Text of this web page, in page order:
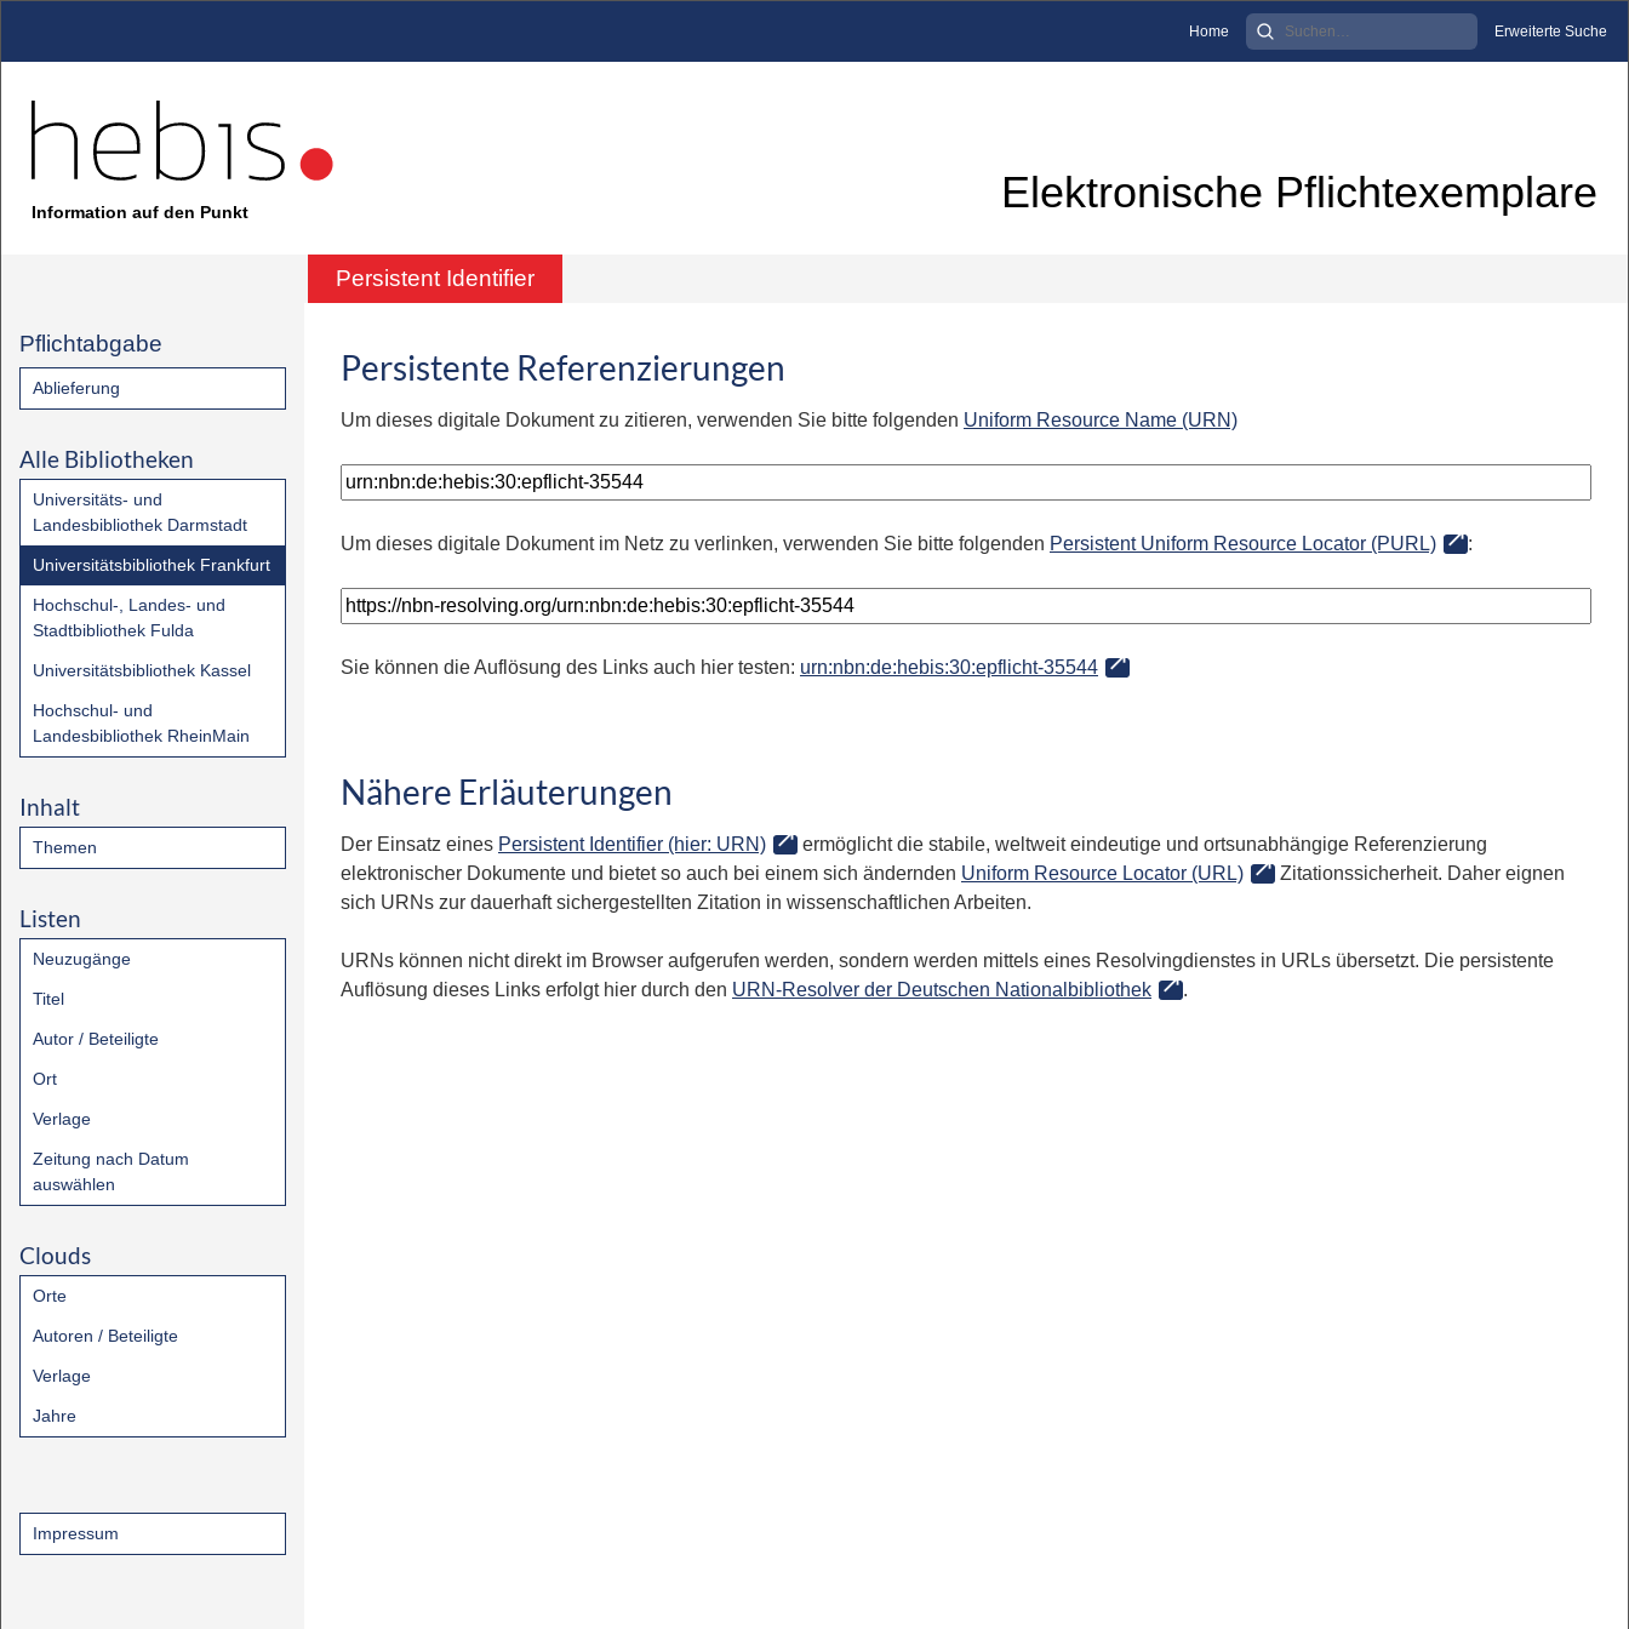
Home Erweiterte Suche
Information auf den Punkt Elektronische Pflichtexemplare
Persistent Identifier
Pflichtabgabe
Ablieferung
Alle Bibliotheken
Universitäts- und
Landesbibliothek Darmstadt
Universitätsbibliothek Frankfurt
Hochschul-, Landes- und
Stadtbibliothek Fulda
Universitätsbibliothek Kassel
Hochschul- und
Landesbibliothek RheinMain
Inhalt
Themen
Listen
Neuzugänge
Titel
Autor / Beteiligte
Ort
Verlage
Zeitung nach Datum
auswählen
Clouds
Orte
Autoren / Beteiligte
Verlage
Jahre
Impressum
Persistente Referenzierungen
Um dieses digitale Dokument zu zitieren, verwenden Sie bitte folgenden Uniform Resource Name (URN)
Um dieses digitale Dokument im Netz zu verlinken, verwenden Sie bitte folgenden Persistent Uniform Resource Locator (PURL) :
Sie können die Auflösung des Links auch hier testen: urn:nbn:de:hebis:30:epflicht-35544
Nähere Erläuterungen
Der Einsatz eines Persistent Identifier (hier: URN)
ermöglicht die stabile, weltweit eindeutige und ortsunabhängige Referenzierung
elektronischer Dokumente und bietet so auch bei einem sich ändernden Uniform Resource Locator (URL)
Zitationssicherheit. Daher eignen
sich URNs zur dauerhaft sichergestellten Zitation in wissenschaftlichen Arbeiten.
URNs können nicht direkt im Browser aufgerufen werden, sondern werden mittels eines Resolvingdienstes in URLs übersetzt. Die persistente
Auflösung dieses Links erfolgt hier durch den URN-Resolver der Deutschen Nationalbibliothek .